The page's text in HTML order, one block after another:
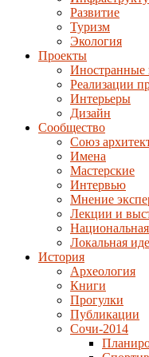
Развитие
Туризм
Экология
Проекты
Иностранные
Реализации
Интерьеры
Дизайн
Сообщество
Союз
Имена
Мастерские
Интервью
Мнение
Лекции и
Локальная
История
Археология
Книги
Прогулки
Публикации
Сочи-2014